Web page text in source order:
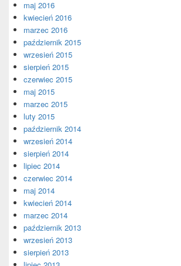
maj 2016
kwiecień 2016
marzec 2016
październik 2015
wrzesień 2015
sierpień 2015
czerwiec 2015
maj 2015
marzec 2015
luty 2015
październik 2014
wrzesień 2014
sierpień 2014
lipiec 2014
czerwiec 2014
maj 2014
kwiecień 2014
marzec 2014
październik 2013
wrzesień 2013
sierpień 2013